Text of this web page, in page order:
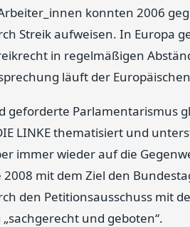
konnten 2006
Streik aufweisen. In Europa
in regelmäßigen
läuft der
geforderte Parlamentarismus
LINKE thematisiert und
immer wieder auf die
mit dem Ziel den
den Petitionsausschuss mit
und geboten“.